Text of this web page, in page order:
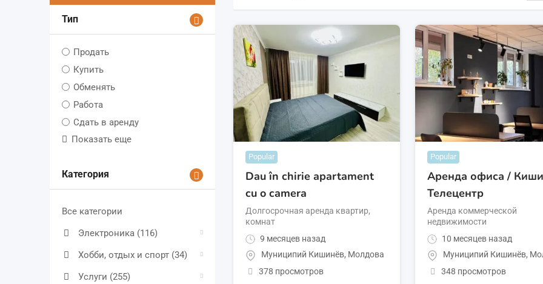
Тип
Продать
Купить
Обменять
Работа
Сдать в аренду
Показать еще
Категория
Все категории
Электроника (116)
Хобби, отдых и спорт (34)
Услуги (255)
Popular
Dau în chirie apartament
cu o camera
Долгосрочная аренда квартир,
комнат
9 месяцев назад
Муниципий Кишинёв, Молдова
378 просмотров
Popular
Аренда офиса /
Телецентр
Аренда коммерческой
недвижимости
10 месяцев назад
Муниципий Кишинёв,
348 просмотров